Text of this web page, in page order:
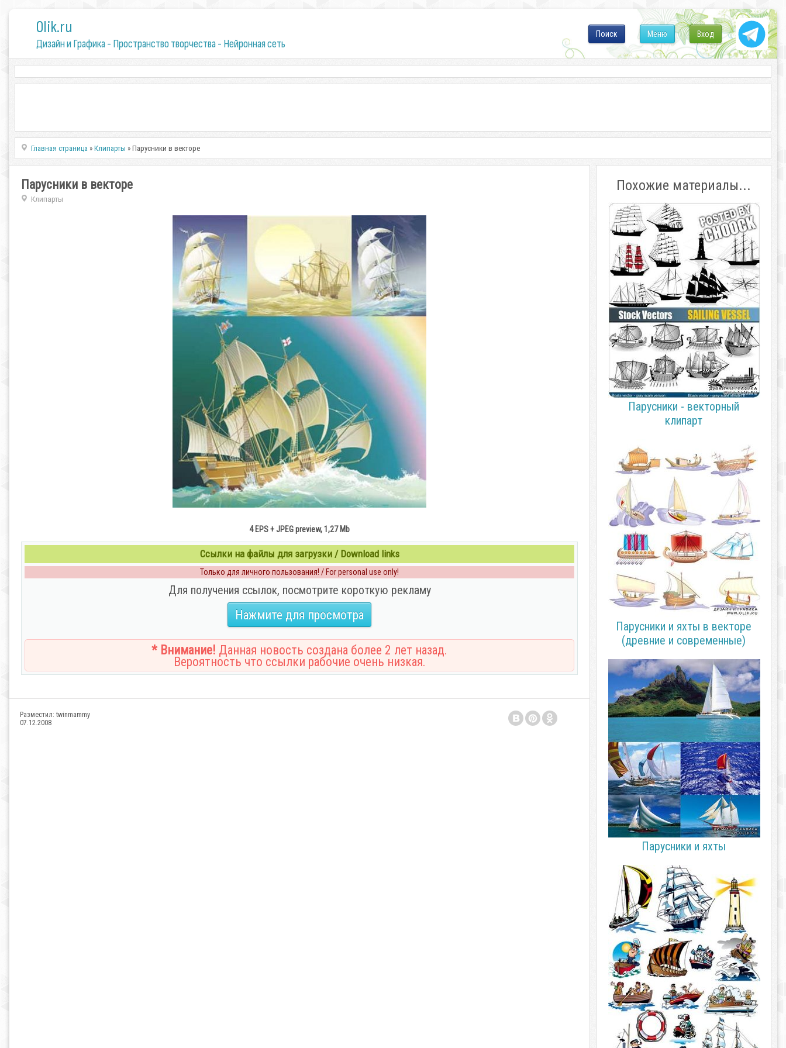
0lik.ru
Дизайн и Графика - Пространство творчества - Нейронная сеть
Вход
Меню
Поиск
Главная страница »Клипарты » Парусники в векторе
Парусники в векторе
Клипарты
4 EPS + JPEG preview, 1,27 Mb
Ссылки на файлы для загрузки / Download links
Только для личного пользования! / For personal use only!
Для получения ссылок, посмотрите короткую рекламу
Нажмите для просмотра
* Внимание! Данная новость создана более 2 лет назад.
Вероятность что ссылки рабочие очень низкая.
Разместил: twinmammy
07.12.2008
Похожие материалы...
Парусники - векторный
клипарт
Парусники и яхты в векторе
(древние и современные)
Парусники и яхты